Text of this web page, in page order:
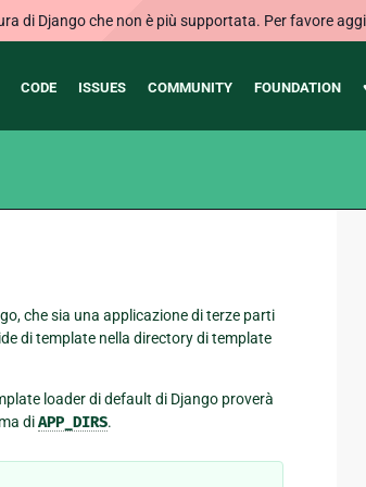
di Django che non è più supportata. Per favore
CODE ISSUES COMMUNITY FOUNDATION
che sia una applicazione di terze parti
di template nella directory di template
loader di default di Django proverà
diAPP_DIRS.